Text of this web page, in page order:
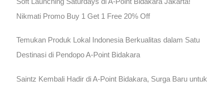
Nikmati Promo Buy 1 Get 1 Free 20% Off
Temukan Produk Lokal Indonesia Berkualitas dalam Satu
Destinasi di Pendopo A-Point Bidakara
Saintz Kembali Hadir di A-Point Bidakara, Surga Baru untuk